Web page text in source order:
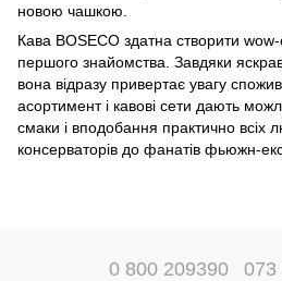
новою чашкою.
Кава BOSECO здатна створити
першого знайомства. Завдяки
вона відразу привертає увагу
асортимент і кавові сети дають
смаки і вподобання практично всіх
консерваторів до фанатів фьюжн-
0 800 209390 073